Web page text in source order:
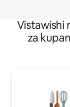
Vistawishi
za